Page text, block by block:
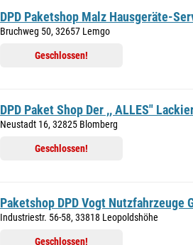
DPD Paketshop Malz Hausgeräte-
Bruchweg 50, 32657 Lemgo
Geschlossen!
DPD Paket Shop Der ,, ALLES"
Neustadt 16, 32825 Blomberg
Geschlossen!
Paketshop DPD Vogt Nutzfahrzeuge
Industriestr. 56-58, 33818 Leopoldshöhe
Geschlossen!